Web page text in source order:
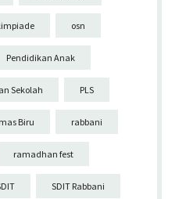
osn
Pendidikan Anak
Sekolah PLS
Biru rabbani
ramadhan fest
SDIT Rabbani